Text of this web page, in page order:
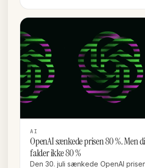
AI
OpenAI sænkede prisen 80 %. Men
falder ikke 80 %
Den 30. juli sænkede OpenAI